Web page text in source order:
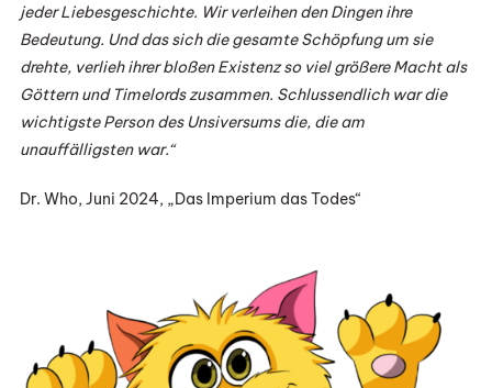
jeder Liebesgeschichte. Wir verleihen den Dingen ihre
Bedeutung. Und das sich die gesamte Schöpfung um sie
drehte, verlieh ihrer bloßen Existenz so viel größere Macht als
Göttern und Timelords zusammen. Schlussendlich war die
wichtigste Person des Unsiversums die, die am
unauffälligsten war.“
Dr. Who, Juni 2024, „Das Imperium das Todes“